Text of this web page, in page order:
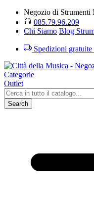
Negozio di Strumenti
085.79.96.209
Chi Siamo Blog
Spedizioni
Categorie
Outlet
Search